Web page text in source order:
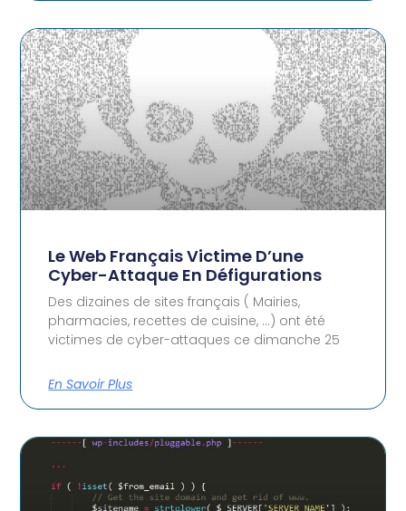
Le Web Français Victime D’une
Cyber-Attaque En Défigurations
Des dizaines de sites français ( Mairies,
pharmacies, recettes de cuisine, …) ont été
victimes de cyber-attaques ce dimanche 25
En Savoir Plus